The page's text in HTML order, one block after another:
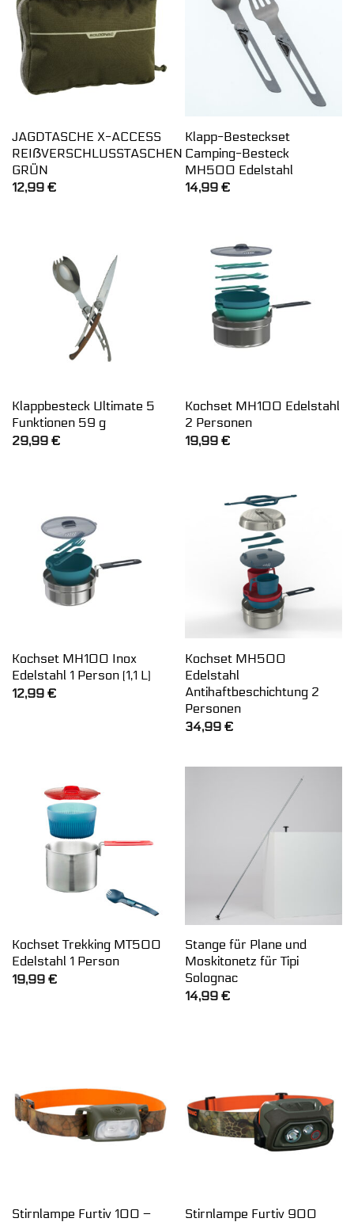
JAGDTASCHE X-ACCESS
REIẞVERSCHLUSSTASCHEN
GRÜN
12,99 €
Klapp-Besteckset
Camping-Besteck
MH500 Edelstahl
14,99 €
Klappbesteck Ultimate 5
Funktionen 59 g
29,99 €
Kochset MH100 Edelstahl
2 Personen
19,99 €
Kochset MH100 Inox
Edelstahl 1 Person (1,1 L)
12,99 €
Kochset MH500
Edelstahl
Antihaftbeschichtung 2
Personen
34,99 €
Kochset Trekking MT500
Edelstahl 1 Person
19,99 €
Stange für Plane und
Moskitonetz für Tipi
Solognac
14,99 €
Stirnlampe Furtiv 100 – Stirnlampe Furtiv 900